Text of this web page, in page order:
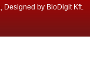
Designed by BioDigit Kft.